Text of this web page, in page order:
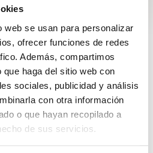
web se usan para personalizar
ofrecer funciones de redes
Además, compartimos
haga del sitio web con
sociales, publicidad y análisis
con otra información
o que hayan recopilado a
de sus servicios.
los diputados
veganas de menú vegano de
de España?